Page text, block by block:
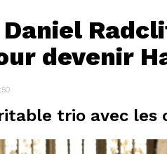
devenir
trio avec les